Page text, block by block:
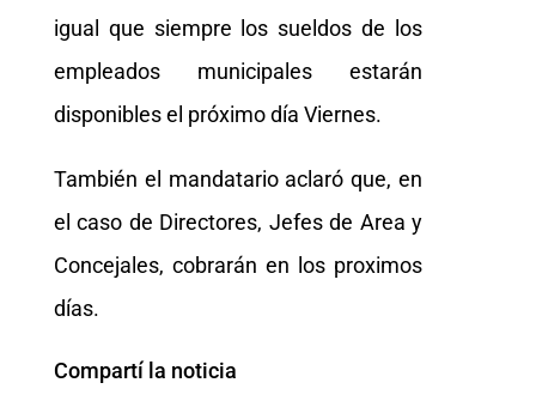
igual que siempre los sueldos de los
empleados municipales estarán
disponibles el próximo día Viernes.
También el mandatario aclaró que, en
el caso de Directores, Jefes de Area y
Concejales, cobrarán en los proximos
días.
Compartí la noticia